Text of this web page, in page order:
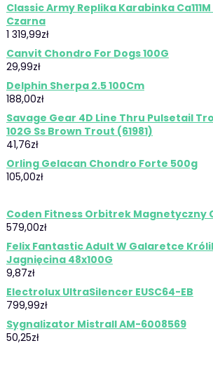
Classic Army Replika Karabinka
Czarna
1 319,99zł
Canvit Chondro For Dogs 100G
29,99zł
Delphin Sherpa 2.5 100Cm
188,00zł
Savage Gear 4D Line Thru Pulsetail
102G Ss Brown Trout (61981)
41,76zł
Orling Gelacan Chondro Forte 500g
105,00zł
Coden Fitness Orbitrek Magnetyczny
579,00zł
Felix Fantastic Adult W Galaretce
Jagnięcina 48x100G
9,87zł
Electrolux UltraSilencer EUSC64-EB
799,99zł
Sygnalizator Mistrall AM-6008569
50,25zł